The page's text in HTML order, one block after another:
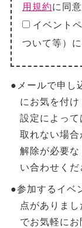
用規約に同
イベント
ついて等）
●メールで申し
にお気を付け
設定によっ
取れない場合
解除が必要
い合わせくだ
●参加するイベ
点がありま
でお気軽にお